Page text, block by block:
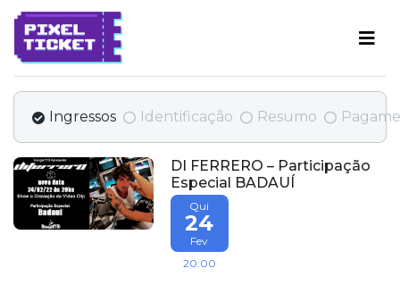
Ingressos Identificação Resumo
DI FERRERO – Participação
Especial BADAUÍ
Qui
24
Fev
20:00